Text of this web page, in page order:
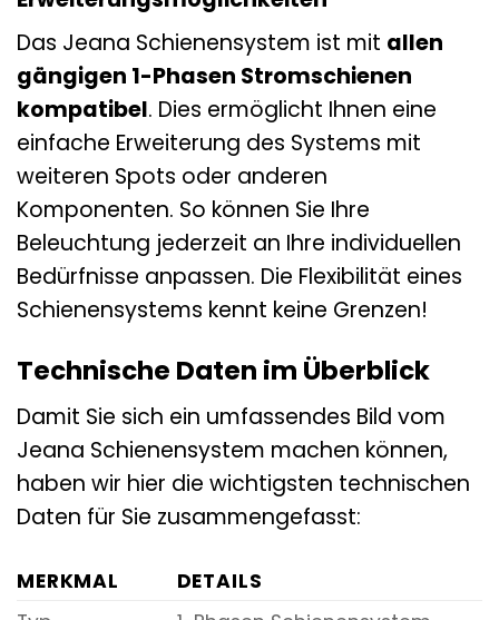
Das Jeana Schienensystem ist mit allen
gängigen 1-Phasen Stromschienen
kompatibel. Dies ermöglicht Ihnen eine
einfache Erweiterung des Systems mit
weiteren Spots oder anderen
Komponenten. So können Sie Ihre
Beleuchtung jederzeit an Ihre individuellen
Bedürfnisse anpassen. Die Flexibilität eines
Schienensystems kennt keine Grenzen!
Technische Daten im Überblick
Damit Sie sich ein umfassendes Bild vom
Jeana Schienensystem machen können,
haben wir hier die wichtigsten technischen
Daten für Sie zusammengefasst:
MERKMAL
DETAILS